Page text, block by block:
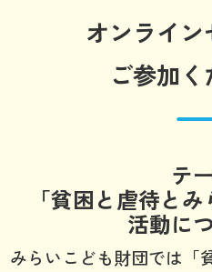
オンライ
ご参加く
テ
「貧困と虐待と
活動に
みらいこども財団では「